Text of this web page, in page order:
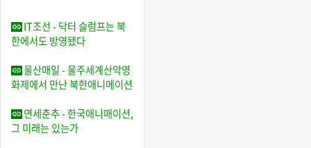
IT조선 - 닥터 슬럼프는 북
한에서도 방영됐다
울산매일 - 울주세계산악영
화제에서 만난 북한애니메이션
연세춘추 - 한국애니매이션,
그 미래는 있는가